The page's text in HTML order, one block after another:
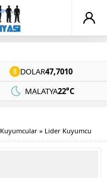
DOLAR47,7010
MALATYA22°C
Kuyumcular » Lider Kuyumcu